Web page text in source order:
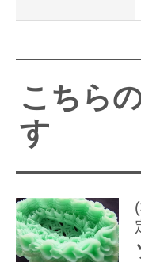
こちら
す